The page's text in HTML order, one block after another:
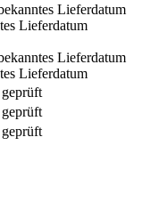
Lieferdatum
Lieferdatum
Lieferdatum
Lieferdatum